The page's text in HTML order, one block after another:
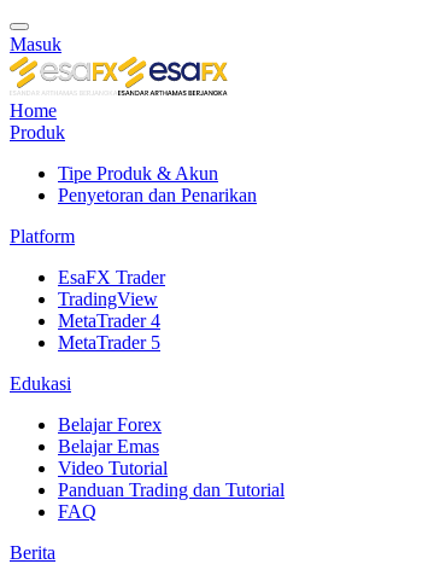
Masuk
Home
Produk
Tipe Produk & Akun
Penyetoran dan Penarikan
Platform
EsaFX Trader
TradingView
MetaTrader 4
MetaTrader 5
Edukasi
Belajar Forex
Belajar Emas
Video Tutorial
Panduan Trading dan Tutorial
FAQ
Berita